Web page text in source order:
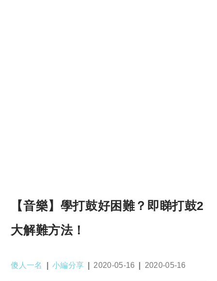
【音樂】學打鼓好困難？即睇打鼓2
大解難方法！
Post
傻人一名
Post
小編分享
Post
2020-05-16
Post
2020-05-16